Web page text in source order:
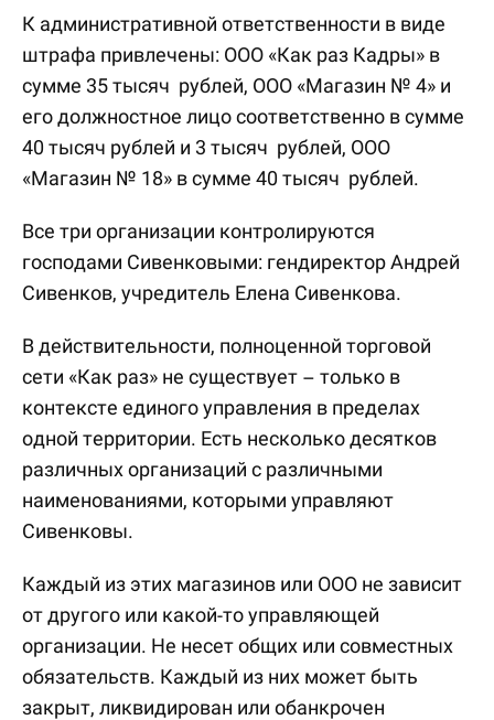
К административной ответственности в виде
штрафа привлечены: ООО «Как раз Кадры» в
сумме 35 тысяч рублей, ООО «Магазин № 4» и
его должностное лицо соответственно в сумме
40 тысяч рублей и 3 тысяч рублей, ООО
«Магазин № 18» в сумме 40 тысяч рублей.
Все три организации контролируются
господами Сивенковыми: гендиректор Андрей
Сивенков, учредитель Елена Сивенкова.
В действительности, полноценной торговой
сети «Как раз» не существует – только в
контексте единого управления в пределах
одной территории. Есть несколько десятков
различных организаций с различными
наименованиями, которыми управляют
Сивенковы.
Каждый из этих магазинов или ООО не зависит
от другого или какой-то управляющей
организации. Не несет общих или совместных
обязательств. Каждый из них может быть
закрыт, ликвидирован или обанкрочен